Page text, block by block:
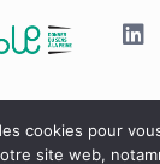
Mentions légales
cookies pour
site web,